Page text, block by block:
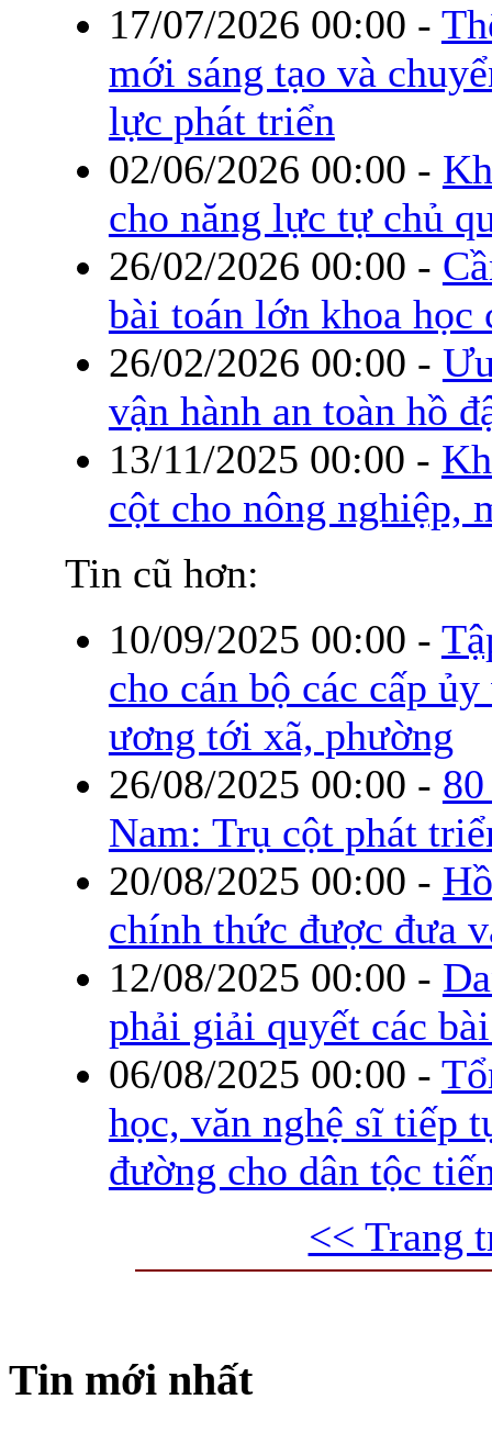
17/07/2026 00:00 -
mới sáng tạo và
lực phát triển
02/06/2026 00:00 -
cho năng lực tự chủ
26/02/2026 00:00 -
bài toán lớn khoa học
26/02/2026 00:00 -
vận hành an toàn hồ
13/11/2025 00:00 -
cột cho nông nghiệp,
Tin cũ hơn:
10/09/2025 00:00 -
cho cán bộ các cấp
ương tới xã, phường
26/08/2025 00:00 -
Nam: Trụ cột phát
20/08/2025 00:00 -
chính thức được đưa
12/08/2025 00:00 -
phải giải quyết các
06/08/2025 00:00 -
học, văn nghệ sĩ tiếp
đường cho dân tộc
<< Trang
Tin mới nhất